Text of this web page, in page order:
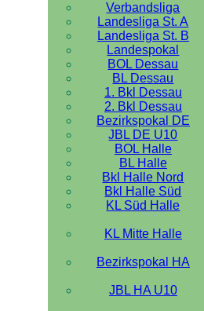
Verbandsliga
Landesliga St. A
Landesliga St. B
Landespokal
BOL Dessau
BL Dessau
1. Bkl Dessau
2. Bkl Dessau
Bezirkspokal DE
JBL DE U10
BOL Halle
BL Halle
Bkl Halle Nord
Bkl Halle Süd
KL Süd Halle
KL Mitte Halle
Bezirkspokal HA
JBL HA U10